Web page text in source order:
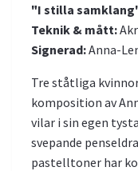
"I stilla
Teknik & mått:
Signerad:Anna-
Tre ståtliga
komposition av
vilar i sin egen
svepande
pastelltoner har